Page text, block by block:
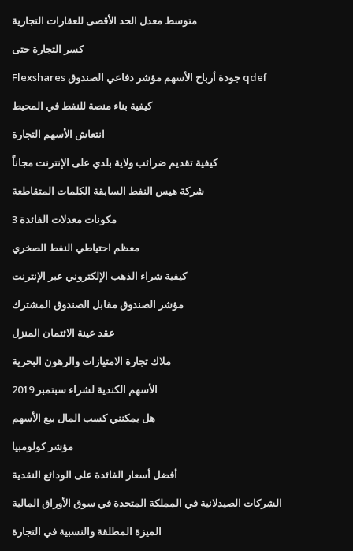
متوسط ​​معدل الحد الأقصى للعقارات التجارية
كسر التجارة حتى
Flexshares جودة أرباح الأسهم مؤشر دفاعي الصندوق qdef
كيفية بناء منصة للنفط في المحيط
انتعاش الأسهم التجارة
كيفية تقديم ضرائب ولاية بلدي على الإنترنت مجاناً
شركة هيس النفط السابقة الكلمات المتقاطعة
3 مكونات معدلات الفائدة
معظم احتياطي النفط الصخري
كيفية شراء الذهب الإلكتروني عبر الإنترنت
مؤشر الصندوق مقابل الصندوق المشترك
عقد عينة الائتمان المنزل
ملاك تجارة الامتيازات والرهون البحرية
الأسهم الكندية لشراء سبتمبر 2019
هل يمكنني كسب المال بيع الأسهم
مؤشر كولومبيا
أفضل أسعار الفائدة على الودائع النقدية
الشركات الصيدلانية في المملكة المتحدة في سوق الأوراق المالية
الميزة المطلقة والنسبية في التجارة